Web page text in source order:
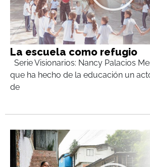
La escuela como refugio
Serie Visionarios: Nancy Palacios
que ha hecho de la educación un
de